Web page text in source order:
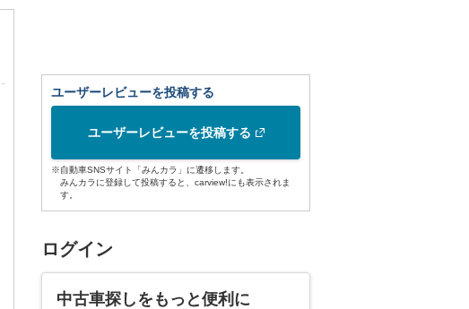
ユーザーレビューを投稿する
ユーザーレビューを投稿する
※自動車SNSサイト「みんカラ」に遷移します。
みんカラに登録して投稿すると、carview!にも表示されま
す。
ログイン
中古車探しをもっと便利に